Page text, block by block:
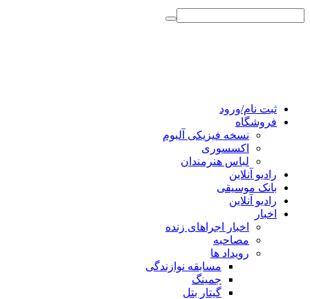
ثبت نام/ورود
فروشگاه
نسخه فیزیکی آلبوم
اکسسوری
لباس هنرمندان
رادیو آنلاین
بانک موسیقی
رادیو آنلاین
اخبار
اخبار اجراهای زنده
مصاحبه
رویداد ها
مسابقه نوازندگی
جمینگ
گیتار بتل